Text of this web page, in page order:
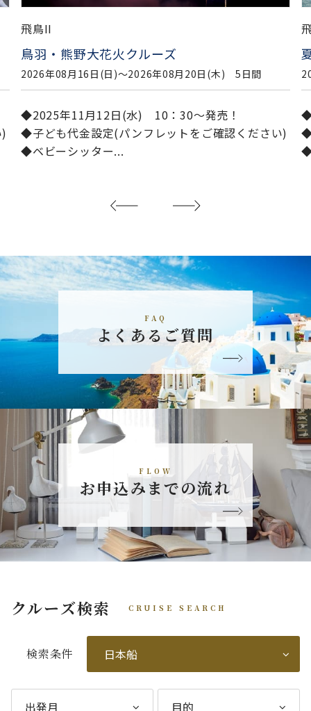
飛鳥II
夏休み 岩国・しまなみ探訪クルーズ
2026年08月20日(木)〜2026年08月25日(火) 6日間
◆2025年11月12日(水) 10：30～発売！
◆子ども代金設定(パンフレットをご確認ください)
◆ベビーシッター...
◆
FAQ
よくあるご質問
FLOW
お申込みまでの流れ
クルーズ検索 CRUISE SEARCH
検索条件